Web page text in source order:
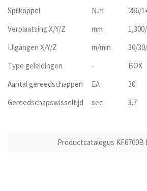
Spilkoppel
N.m 286/
Verplaatsing X/Y/Z
mm
IJlgangen X/Y/Z
m/min 30/
Type geleidingen
- BOX
Aantal gereedschappen
EA 30
Gereedschapswisseltijd
sec 3.7
Productcatalogus KF6700B